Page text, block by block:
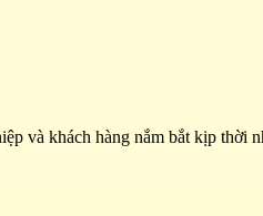
và khách hàng nắm bắt kịp thời